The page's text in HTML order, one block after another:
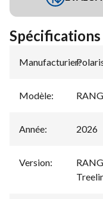
Spécifications
Manufacturier:
Modèle:
Année: 2026
Version: